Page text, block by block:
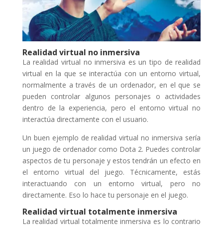
Realidad virtual no inmersiva
La realidad virtual no inmersiva es un tipo de realidad
virtual en la que se interactúa con un entorno virtual,
normalmente a través de un ordenador, en el que se
pueden controlar algunos personajes o actividades
dentro de la experiencia, pero el entorno virtual no
interactúa directamente con el usuario.
Un buen ejemplo de realidad virtual no inmersiva sería
un juego de ordenador como Dota 2. Puedes controlar
aspectos de tu personaje y estos tendrán un efecto en
el entorno virtual del juego. Técnicamente, estás
interactuando con un entorno virtual, pero no
directamente. Eso lo hace tu personaje en el juego.
Realidad virtual totalmente inmersiva
La realidad virtual totalmente inmersiva es lo contrario